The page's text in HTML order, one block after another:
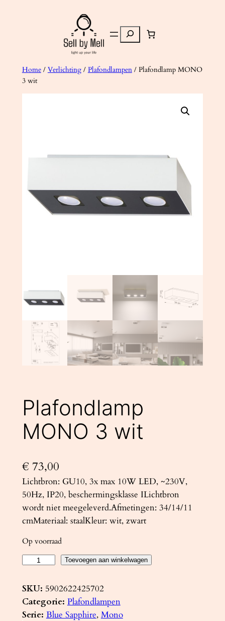
Zoeken
Home/ Verlichting/ Plafondlampen/ Plafondlamp MONO
3 wit
Plafondlamp
MONO 3 wit
€ 73,00
Lichtbron: GU10, 3x max 10W LED, ~230V,
50Hz, IP20, beschermingsklasse ILichtbron
wordt niet meegeleverd.Afmetingen: 34/14/11
cmMateriaal: staalKleur: wit, zwart
Op voorraad
a
f
o
Toevoegen aan winkelwagen
SKU: 5902622425702
Categorie: Plafondlampen
Serie: Blue Sapphire, Mono